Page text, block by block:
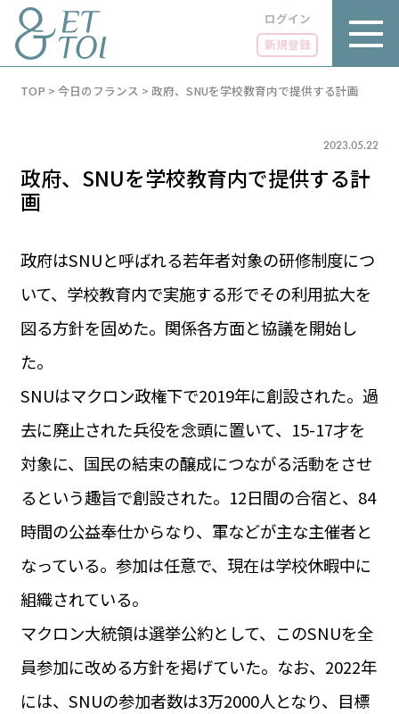
ログイン
新規登録
LUXE
リュクス
GOURMET
グルメ
ライフスタイル
BUSINESS
ビジネス・キャリア
フランス生活
TAG
タグ
#トゥールーズ Toulouse
#レンタカー
#フランス旅行
#パリ
#お土産 #トリビア
#データで読み解くフランス
#フランス郵便情報
#カルカッソンヌ Carcassonne
#サステナブル
#フランス生活
#レシピ #ビューティー
#コスメ
#アルザス地方
#フランスの地方 #フロマージュ
#おでかけ
#歴史
#お菓子 #SDGs #アート #車生活
PARIS 14℃ / 12℃
1€＝181.94円
広告掲載
サイトポリシー
TOP > 今日のフランス > 政府、SNUを学校教育内で提供する計画
2023.05.22
政府、SNUを学校教育内で提供する計
画
政府はSNUと呼ばれる若年者対象の研修制度につ
いて、学校教育内で実施する形でその利用拡大を
図る方針を固めた。関係各方面と協議を開始し
た。
SNUはマクロン政権下で2019年に創設された。過
去に廃止された兵役を念頭に置いて、15-17才を
対象に、国民の結束の醸成につながる活動をさせ
るという趣旨で創設された。12日間の合宿と、84
時間の公益奉仕からなり、軍などが主な主催者と
なっている。参加は任意で、現在は学校休暇中に
組織されている。
マクロン大統領は選挙公約として、このSNUを全
員参加に改める方針を掲げていた。なお、2022年
には、SNUの参加者数は3万2000人となり、目標